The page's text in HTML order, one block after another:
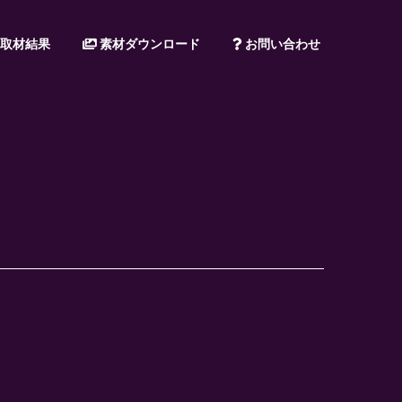
材結果 素材ダウンロード お問い合わせ